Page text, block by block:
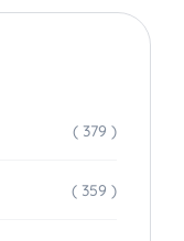
( 379 )
( 359 )